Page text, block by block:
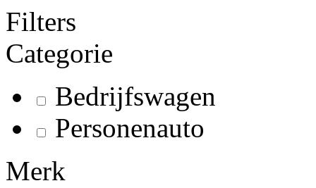
Filters
Categorie
Bedrijfswagen
Personenauto
Merk